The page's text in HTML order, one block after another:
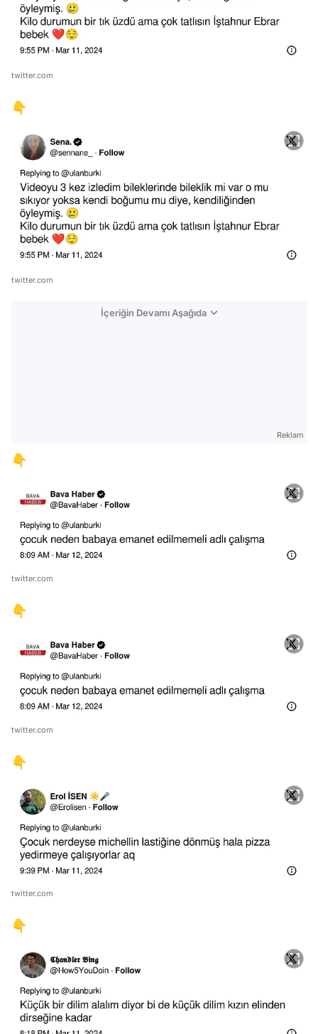
twitter.com
👇
twitter.com
İçeriğin Devamı Aşağıda
Reklam
👇
twitter.com
👇
twitter.com
👇
twitter.com
👇